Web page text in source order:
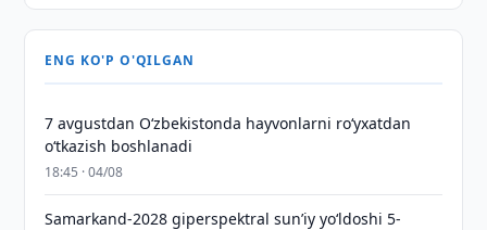
ENG KO'P O'QILGAN
7 avgustdan O‘zbekistonda hayvonlarni ro‘yxatdan
o‘tkazish boshlanadi
18:45 · 04/08
Samarkand-2028 giperspektral sun’iy yo‘ldoshi 5-